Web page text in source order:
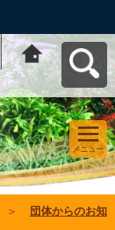
台東区 地域活
動支援サイトへ
戻る
メニュー
＞
団体からのお知